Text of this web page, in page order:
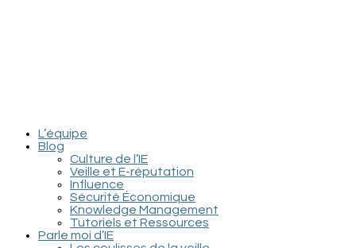
L’équipe
Blog
Culture de l’IE
Veille et E-réputation
Influence
Sécurité Économique
Knowledge Management
Tutoriels et Ressources
Parle moi d’IE